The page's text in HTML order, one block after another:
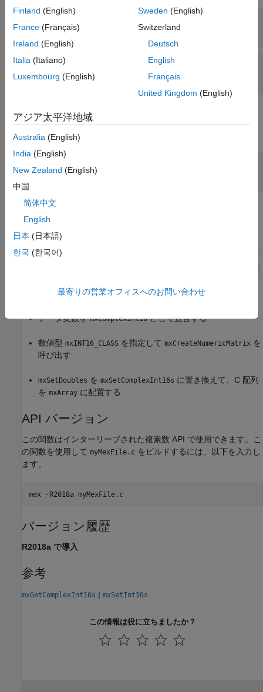
mxArray *
dt— データ配列
mxComplexInt16 *
出力引数
すべて展開する
int
例
既存の複素数データを
arrayFillSetComplexPr.c
として定義されています。この例は、任
データ用にこの例を変更するには、次を行います。
データ変数をmxComplexInt16として宣言する
数値型 mxINT16_CLASS を指定して mxCreateNumericMatrix を
呼び出す
mxSetDoubles を mxSetComplexInt16s に置き換えて、C 配列
を mxArray に配置する
API バージョン
この関数はインターリーブされた複素数 API で使用できます。こ
の関数を使用して myMexFile.c をビルドするには、以下を入力し
ます。
mex -R2018a myMexFile.c
バージョン履歴
R2018a で導入
参考
mxGetComplexInt16s | mxSetInt16s
この情報は役に立ちましたか？
Finland (English)
France (Français)
Ireland (English)
Italia (Italiano)
Luxembourg (English)
Sweden (English)
Switzerland
Deutsch
English
Français
United Kingdom (English)
アジア太平洋地域
Australia (English)
India (English)
New Zealand (English)
中国
简体中文
English
日本 (日本語)
한국 (한국어)
最寄りの営業オフィスへのお問い合わせ